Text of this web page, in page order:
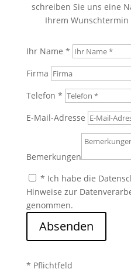
schreiben Sie uns eine
Ihrem
Ihr Name *
Firma
Telefon *
E-Mail-Adresse
Bemerkungen
* Ich habe die
Hinweise zur
genommen.
Absenden
* Pflichtfeld